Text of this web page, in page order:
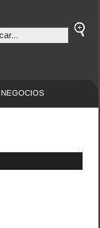
NEGOCIOS